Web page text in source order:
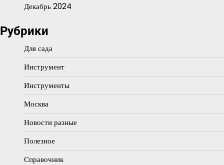
Декабрь 2024
Рубрики
Для сада
Инструмент
Инструменты
Москва
Новости разные
Полезное
Справочник